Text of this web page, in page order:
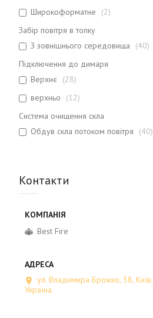
Широкоформатне
2
Забір повітря в топку
З зовнішнього середовища
40
Підключення до димаря
Верхнє
28
верхньо
12
Система очищення скла
Обдув скла потоком повітря
40
Контакти
Best Fire
ул. Владимира Брожко, 38, Київ,
Україна